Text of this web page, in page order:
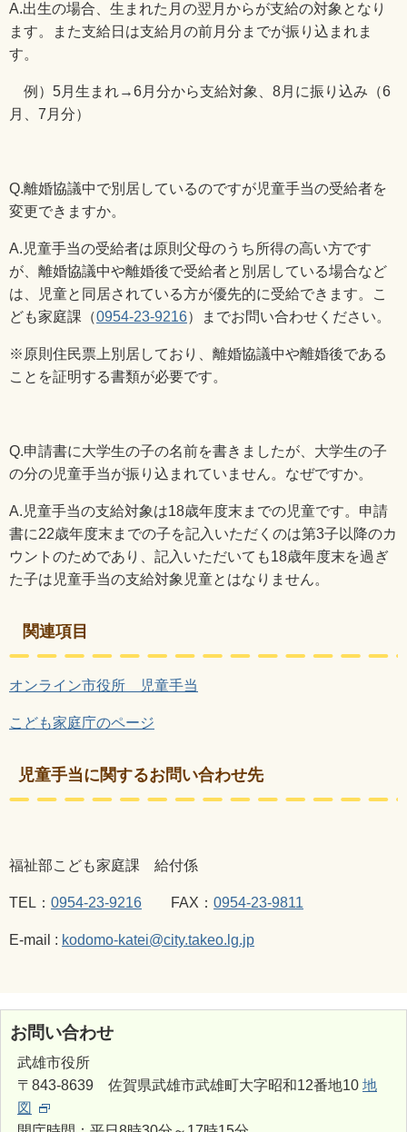
A.出生の場合、生まれた月の翌月からが支給の対象となり
ます。また支給日は支給月の前月分までが振り込まれま
す。
例） 5月生まれ→6月分から支給対象、 8月に振り込み（6
月、7月分）
Q.離婚協議中で別居しているのですが児童手当の受給者を
変更できますか。
A. 児童手当の受給者は原則父母のうち所得の高い方です
が、離婚協議中や離婚後で受給者と別居している場合など
は、児童と同居されている方が優先的に受給できます。こ
ども家庭課（0954-23-9216）までお問い合わせください。
※原則住民票上別居しており、離婚協議中や離婚後である
ことを証明する書類が必要です。
Q.申請書に大学生の子の名前を書きましたが、大学生の子
の分の児童手当が振り込まれていません。なぜですか。
A. 児童手当の支給対象は18歳年度末までの児童です。申請
書に22歳年度末までの子を記入いただくのは第3子以降のカ
ウントのためであり、記入いただいても18歳年度末を過ぎ
た子は児童手当の支給対象児童とはなりません。
関連項目
オンライン市役所 児童手当
こども家庭庁のページ
児童手当に関するお問い合わせ先
福祉部こども家庭課 給付係
TEL ： 0954-23-9216 FAX ： 0954-23-9811
E-mail : kodomo-katei@city.takeo.lg.jp
お問い合わせ
武雄市役所
〒843-8639 佐賀県武雄市武雄町大字昭和12番地10 地
図